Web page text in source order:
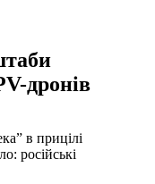
дронів
в прицілі
російські